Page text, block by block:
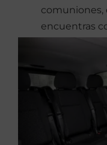
comuniones,
encuentras